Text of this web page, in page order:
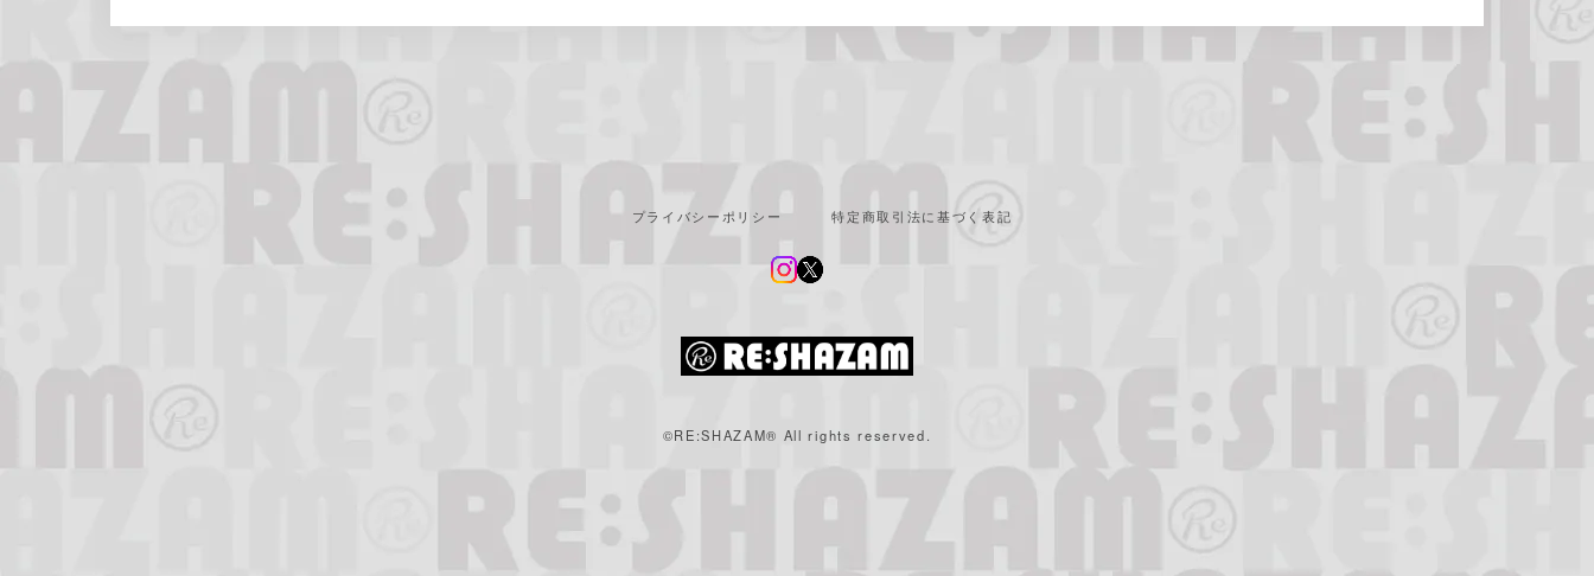
プライバシーポリシー 特定商取引法に基づく表記
©︎RE:SHAZAM®︎ All rights reserved.